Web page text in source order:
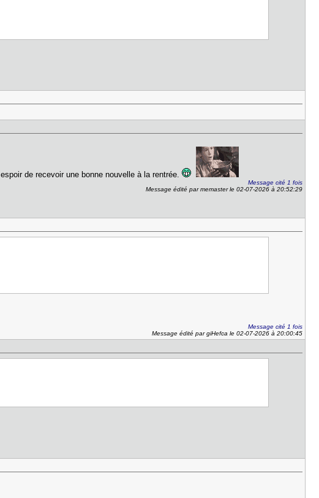
de recevoir une bonne nouvelle à la rentrée.
Message cité 1 fois
Message édité par memaster le 02-07-2026 à 20:52:29
Message cité 1 fois
Message édité par giHefca le 02-07-2026 à 20:00:45